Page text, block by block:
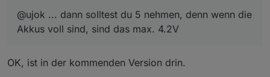
@ujok ... dann solltest du 5 nehmen, denn wenn die
Akkus voll sind, sind das max. 4.2V
OK, ist in der kommenden Version drin.